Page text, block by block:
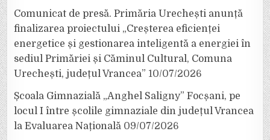
Comunicat de presă. Primăria Urechești anunță
finalizarea proiectului „Creșterea eficienței
energetice și gestionarea inteligentă a energiei în
sediul Primăriei și Căminul Cultural, Comuna
Urechești, județul Vrancea” 10/07/2026
Școala Gimnazială „Anghel Saligny” Focșani, pe
locul I între școlile gimnaziale din județul Vrancea
la Evaluarea Națională 09/07/2026